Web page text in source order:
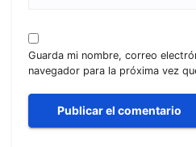
Guarda mi nombre, correo
navegador para la próxima vez